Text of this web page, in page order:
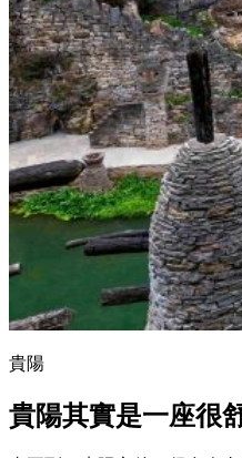
貴陽
貴陽其實是一座很